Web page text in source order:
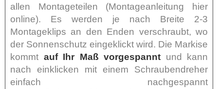
allen Montageteilen (Montageanleitung hier
online). Es werden je nach Breite 2-3
Montageklips an den Enden verschraubt, wo
der Sonnenschutz eingeklickt wird. Die Markise
kommt auf Ihr Maß vorgespannt und kann
nach einklicken mit einem Schraubendreher
einfach nachgespannt